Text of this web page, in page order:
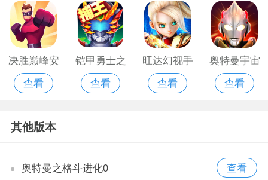
亡
版
决胜巅峰安
卓版官网版
查看
铠甲勇士之
英雄归来内
查看
旺达幻视手
机版
查看
奥特曼宇宙
英雄无敌版
查看
其他版本
奥特曼之格斗进化0